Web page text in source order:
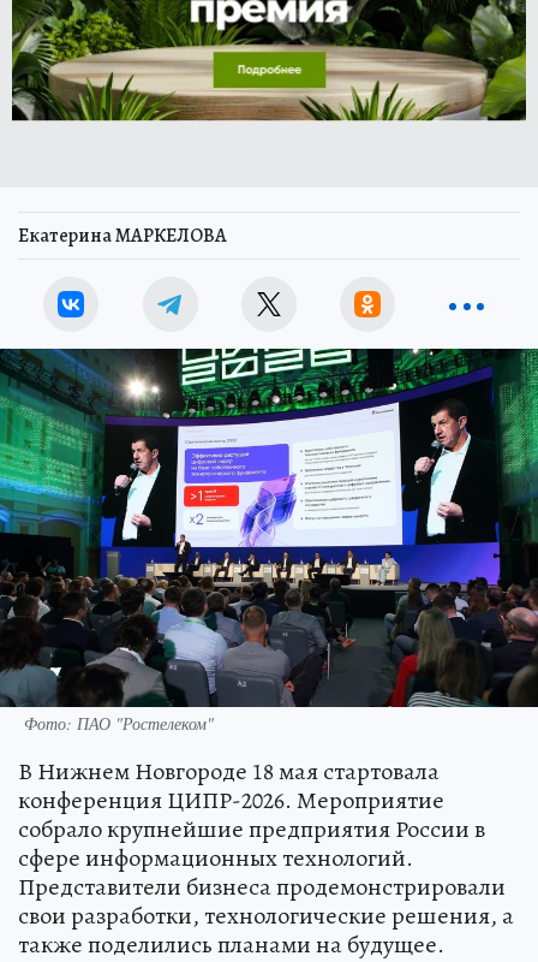
Екатерина МАРКЕЛОВА
Фото: ПАО "Ростелеком"
В Нижнем Новгороде 18 мая стартовала
конференция ЦИПР-2026. Мероприятие
собрало крупнейшие предприятия России в
сфере информационных технологий.
Представители бизнеса продемонстрировали
свои разработки, технологические решения, а
также поделились планами на будущее.